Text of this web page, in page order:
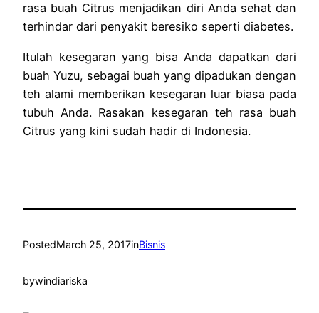
rasa buah Citrus menjadikan diri Anda sehat dan
terhindar dari penyakit beresiko seperti diabetes.
Itulah kesegaran yang bisa Anda dapatkan dari
buah Yuzu, sebagai buah yang dipadukan dengan
teh alami memberikan kesegaran luar biasa pada
tubuh Anda. Rasakan kesegaran teh rasa buah
Citrus yang kini sudah hadir di Indonesia.
PostedMarch 25, 2017inBisnis
bywindiariska